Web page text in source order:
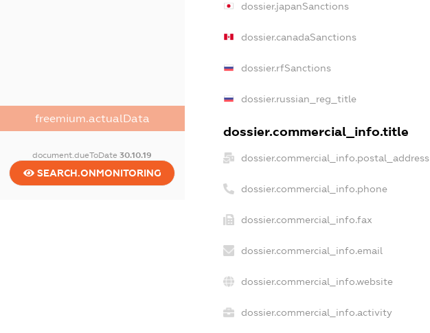
freemium.actualData
document.dueToDate30.10.19
SEARCH.ONMONITORING
dossier.japanSanctions
dossier.canadaSanctions
dossier.rfSanctions
dossier.russian_reg_title
dossier.commercial_info.title
dossier.commercial_info.postal_address
dossier.commercial_info.phone
dossier.commercial_info.fax
dossier.commercial_info.email
dossier.commercial_info.website
dossier.commercial_info.activity